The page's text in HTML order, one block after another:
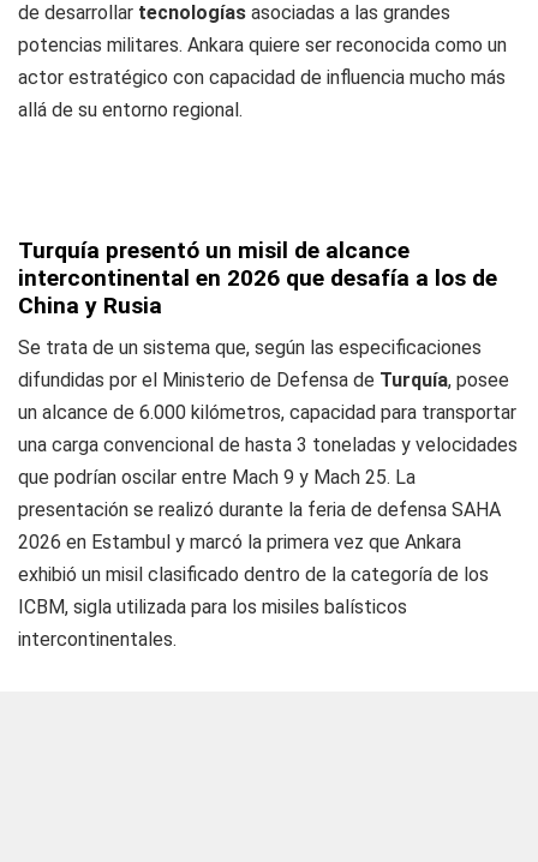
de desarrollar tecnologías asociadas a las grandes
potencias militares. Ankara quiere ser reconocida como un
actor estratégico con capacidad de influencia mucho más
allá de su entorno regional.
Turquía presentó un misil de alcance
intercontinental en 2026 que desafía a los de
China y Rusia
Se trata de un sistema que, según las especificaciones
difundidas por el Ministerio de Defensa de Turquía, posee
un alcance de 6.000 kilómetros, capacidad para transportar
una carga convencional de hasta 3 toneladas y velocidades
que podrían oscilar entre Mach 9 y Mach 25. La
presentación se realizó durante la feria de defensa SAHA
2026 en Estambul y marcó la primera vez que Ankara
exhibió un misil clasificado dentro de la categoría de los
ICBM, sigla utilizada para los misiles balísticos
intercontinentales.